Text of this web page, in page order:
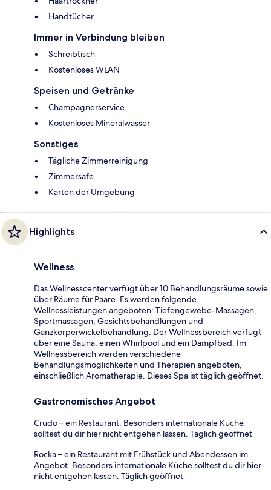
Handtücher
Immer in Verbindung bleiben
Schreibtisch
Kostenloses WLAN
Speisen und Getränke
Champagnerservice
Kostenloses Mineralwasser
Sonstiges
Tägliche Zimmerreinigung
Zimmersafe
Karten der Umgebung
Highlights
Wellness
Das Wellnesscenter verfügt über 10 Behandlungsräume sowie
über Räume für Paare. Es werden folgende
Wellnessleistungen angeboten: Tiefengewebe-Massagen,
Sportmassagen, Gesichtsbehandlungen und
Ganzkörperwickelbehandlung. Der Wellnessbereich verfügt
über eine Sauna, einen Whirlpool und ein Dampfbad. Im
Wellnessbereich werden verschiedene
Behandlungsmöglichkeiten und Therapien angeboten,
einschließlich Aromatherapie. Dieses Spa ist täglich geöffnet.
Gastronomisches Angebot
Crudo – ein Restaurant. Besonders internationale Küche
solltest du dir hier nicht entgehen lassen. Täglich geöffnet
Rocka – ein Restaurant mit Frühstück und Abendessen im
Angebot. Besonders internationale Küche solltest du dir hier
nicht entgehen lassen. Täglich geöffnet